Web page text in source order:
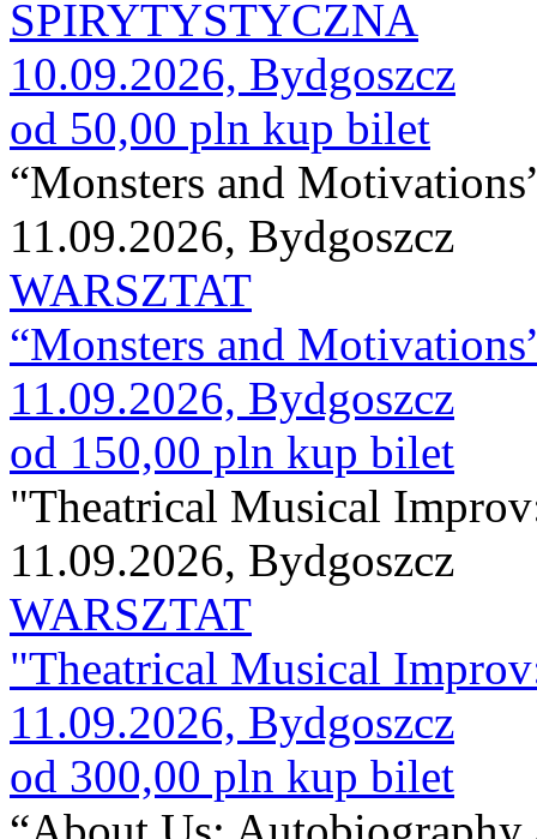
SPIRYTYSTYCZNA
10.09.2026, Bydgoszcz
od 50,00 pln kup bilet
“Monsters and
11.09.2026, Bydgoszcz
WARSZTAT
“Monsters and
11.09.2026, Bydgoszcz
od 150,00 pln kup bilet
"Theatrical Musical
11.09.2026, Bydgoszcz
WARSZTAT
"Theatrical Musical
11.09.2026, Bydgoszcz
od 300,00 pln kup bilet